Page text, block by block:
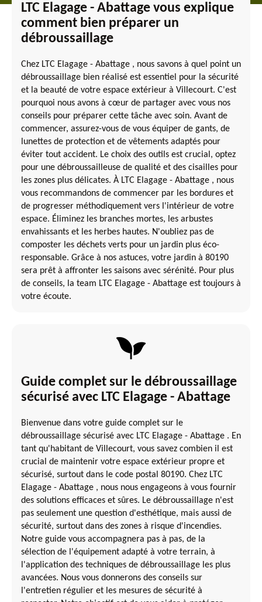
LTC Elagage - Abattage vous explique
comment bien préparer un
débroussaillage
Chez LTC Elagage - Abattage , nous savons à quel point un
débroussaillage bien réalisé est essentiel pour la sécurité
et la beauté de votre espace extérieur à Villecourt. C'est
pourquoi nous avons à cœur de partager avec vous nos
conseils pour préparer cette tâche avec soin. Avant de
commencer, assurez-vous de vous équiper de gants, de
lunettes de protection et de vêtements adaptés pour
éviter tout accident. Le choix des outils est crucial, optez
pour une débroussailleuse de qualité et des cisailles pour
les zones plus délicates. À LTC Elagage - Abattage , nous
vous recommandons de commencer par les bordures et
de progresser méthodiquement vers l'intérieur de votre
espace. Éliminez les branches mortes, les arbustes
envahissants et les herbes hautes. N'oubliez pas de
composter les déchets verts pour un jardin plus éco-
responsable. Grâce à nos astuces, votre jardin à 80190
sera prêt à affronter les saisons avec sérénité. Pour plus
de conseils, la team LTC Elagage - Abattage est toujours à
votre écoute.
Guide complet sur le débroussaillage
sécurisé avec LTC Elagage - Abattage
Bienvenue dans votre guide complet sur le
débroussaillage sécurisé avec LTC Elagage - Abattage . En
tant qu'habitant de Villecourt, vous savez combien il est
crucial de maintenir votre espace extérieur propre et
sécurisé, surtout dans le code postal 80190. Chez LTC
Elagage - Abattage , nous nous engageons à vous fournir
des solutions efficaces et sûres. Le débroussaillage n'est
pas seulement une question d'esthétique, mais aussi de
sécurité, surtout dans des zones à risque d'incendies.
Notre guide vous accompagnera pas à pas, de la
sélection de l'équipement adapté à votre terrain, à
l'application des techniques de débroussaillage les plus
avancées. Nous vous donnerons des conseils sur
l'entretien régulier et les mesures de sécurité à